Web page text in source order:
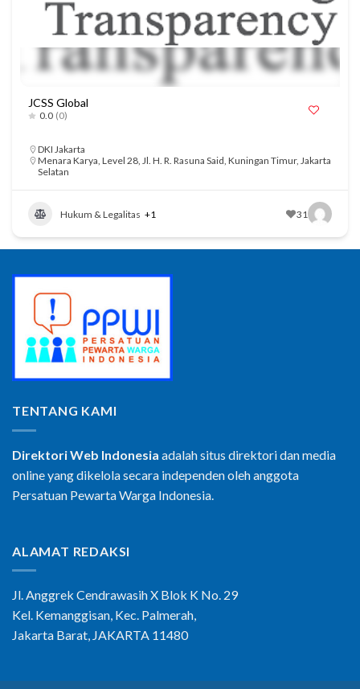
JCSS Global
0.0 (0)
DKI Jakarta
Menara Karya, Level 28, Jl. H. R. Rasuna Said, Kuningan Timur, Jakarta
Selatan
Hukum & Legalitas +1 31
TENTANG KAMI
Direktori Web Indonesia adalah situs direktori dan media
online yang dikelola secara independen oleh anggota
Persatuan Pewarta Warga Indonesia.
ALAMAT REDAKSI
Jl. Anggrek Cendrawasih X Blok K No. 29
Kel. Kemanggisan, Kec. Palmerah,
Jakarta Barat, JAKARTA 11480